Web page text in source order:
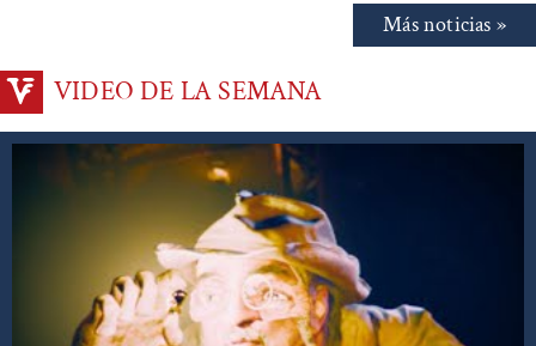
Más noticias »
VIDEO DE LA SEMANA